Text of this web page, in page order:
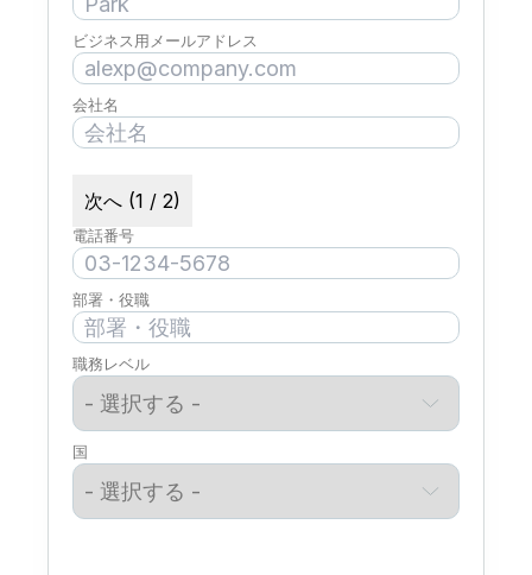
ビジネス用メールアドレス
会社名
次へ (1 / 2)
電話番号
部署・役職
職務レベル
国